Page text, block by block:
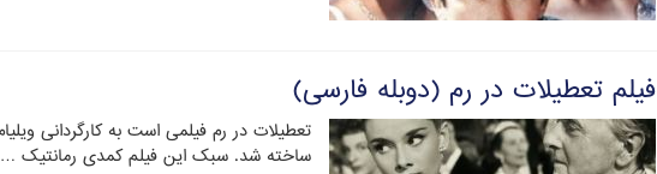
فیلم تعطیلات در رم (دوبله فارسی)
ساخته شد. سبک این فیلم کمدی رمانتیک …